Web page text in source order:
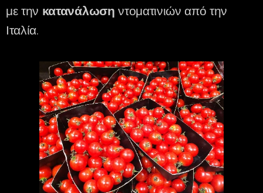
με την κατανάλωση ντοματινιών από την
Ιταλία.